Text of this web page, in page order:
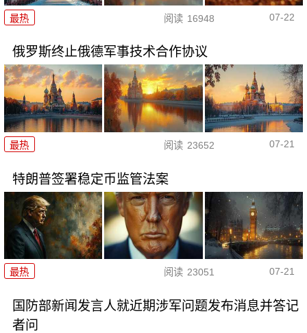
最热 阅读 16948 07-22
俄罗斯终止俄德军事技术合作协议
最热 阅读 23652 07-21
特朗普签署稳定币监管法案
最热 阅读 23051 07-21
国防部新闻发言人就近期涉军问题发布消息并答记
者问